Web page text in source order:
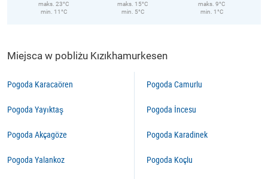
maks. 23°C
min. 11°C
maks. 15°C
min. 5°C
maks. 9°C
min. 1°C
Miejsca w pobliżu Kızıkhamurkesen
Pogoda Karacaören
Pogoda Yayıktaş
Pogoda Akçagöze
Pogoda Yalankoz
Pogoda Camurlu
Pogoda İncesu
Pogoda Karadinek
Pogoda Koçlu